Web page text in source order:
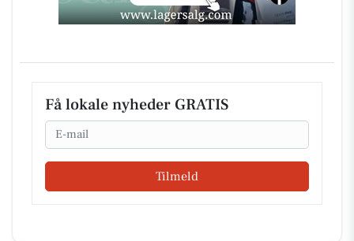
Få lokale nyheder GRATIS
Email
Tilmeld